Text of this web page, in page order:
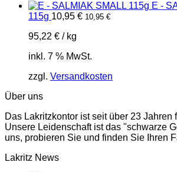
E -
115g 10,95 € 10,95 €
95,22 € / kg
inkl. 7 % MwSt.
zzgl. Versandkosten
Über uns
Das Lakritzkontor ist seit über 23 Jahren
Unsere Leidenschaft ist das "schwarze
uns, probieren Sie und finden Sie Ihren
Lakritz News